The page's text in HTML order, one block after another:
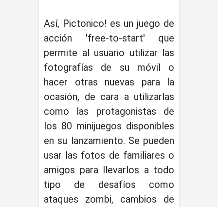
Así, Pictonico! es un juego de
acción 'free-to-start' que
permite al usuario utilizar las
fotografías de su móvil o
hacer otras nuevas para la
ocasión, de cara a utilizarlas
como las protagonistas de
los 80 minijuegos disponibles
en su lanzamiento. Se pueden
usar las fotos de familiares o
amigos para llevarlos a todo
tipo de desafíos como
ataques zombi, cambios de